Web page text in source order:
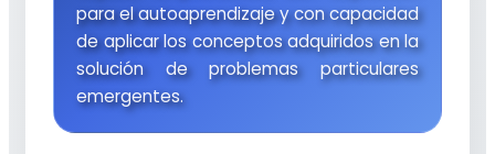
para el autoaprendizaje y con capacidad
de aplicar los conceptos adquiridos en la
solución de problemas particulares
emergentes.